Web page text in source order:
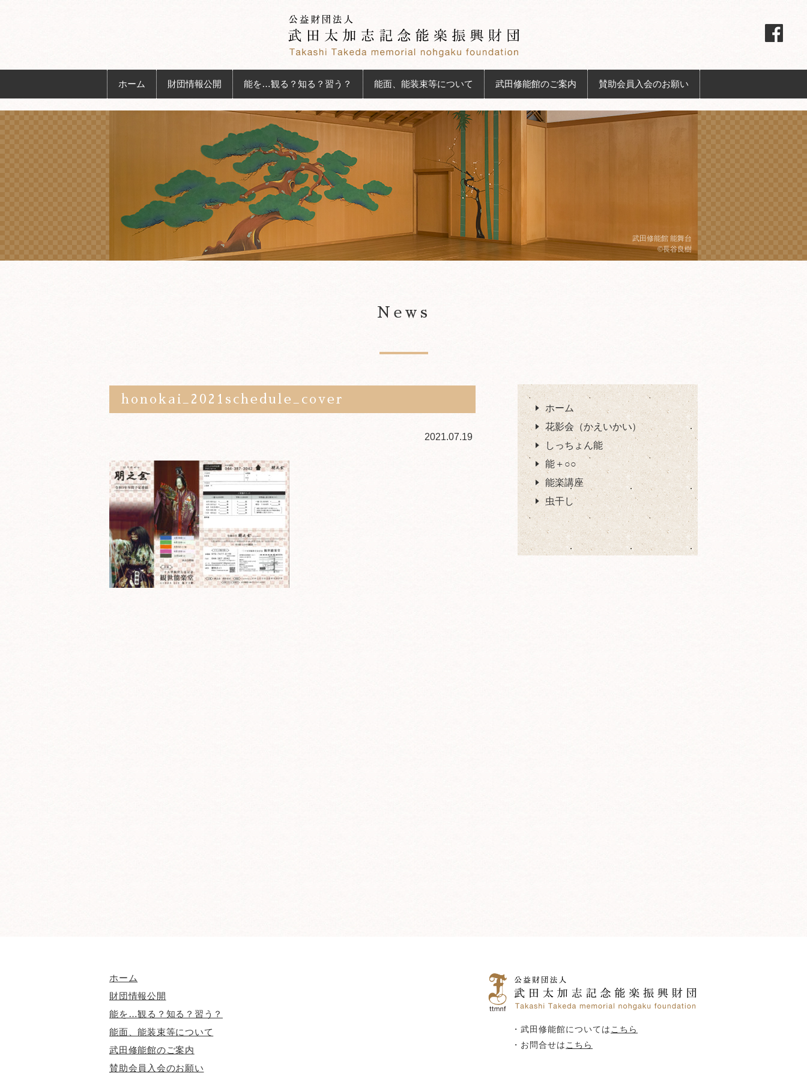
ホーム 財団情報公開 能を…観る？知る？習う？ 能面、能装束等について 武田修能館のご案内 賛助会員入会のお願い
武田修能館 能舞台
©長谷良樹
News
honokai_2021schedule_cover
2021.07.19
ホーム
花影会（かえいかい）
しっちょん能
能＋○○
能楽講座
虫干し
ホーム
財団情報公開
能を…観る？知る？習う？
能面、能装束等について
武田修能館のご案内
賛助会員入会のお願い
・武田修能館についてはこちら
・お問合せはこちら